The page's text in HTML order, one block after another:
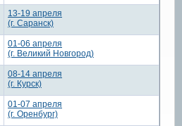
13-19 апреля
(г. Саранск)
01-06 апреля
(г. Великий Новгород)
08-14 апреля
(г. Курск)
01-07 апреля
(г. Оренбург)